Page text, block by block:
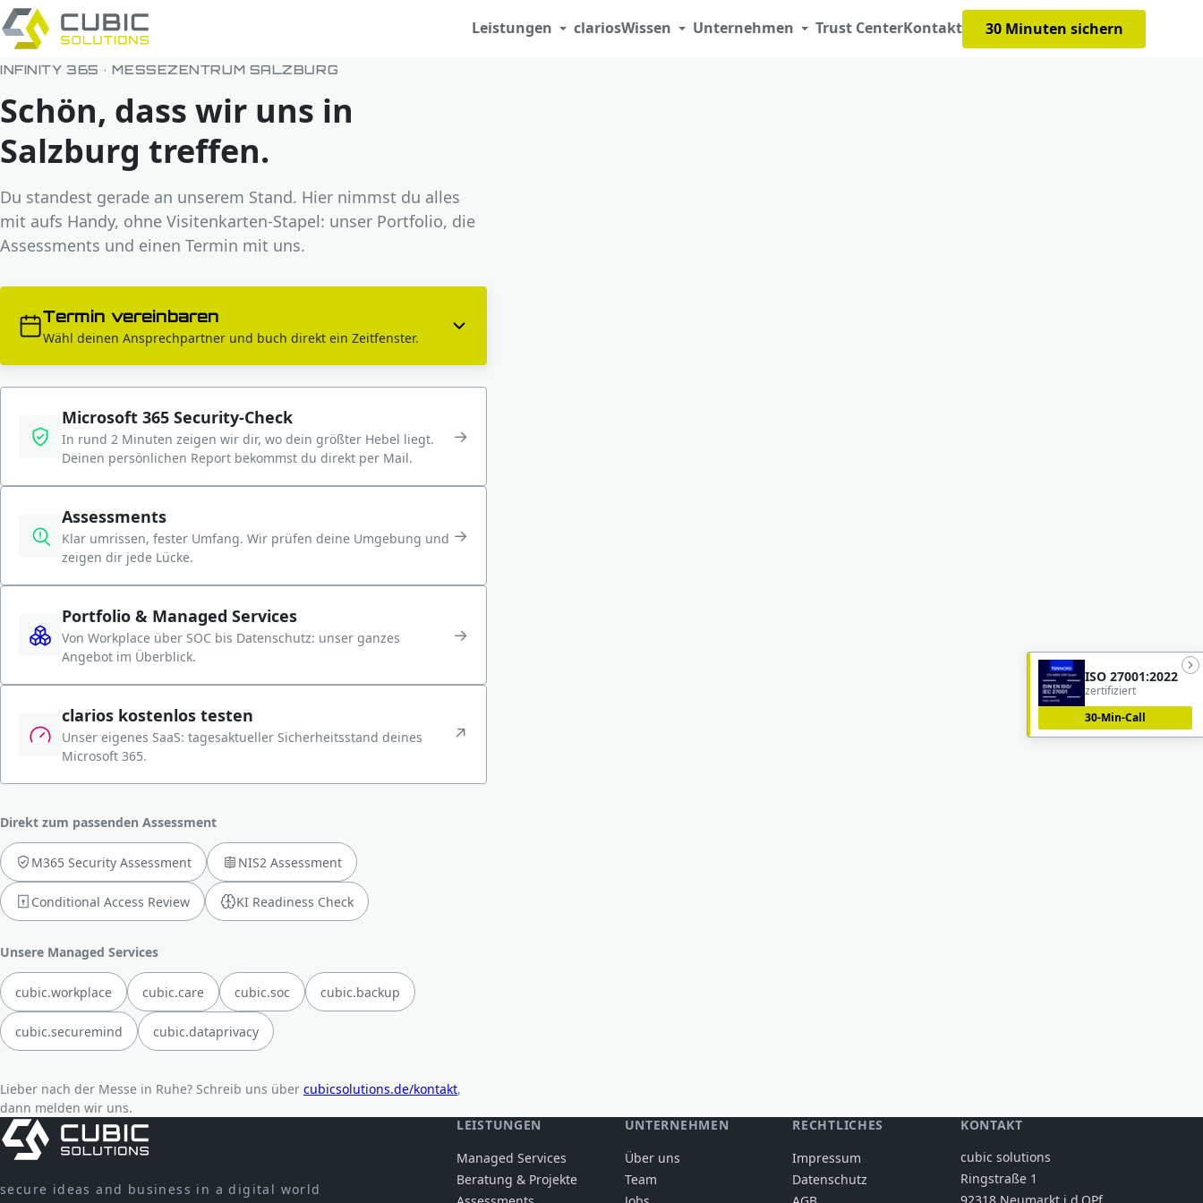
Leistungen clariosWissen Unternehmen Trust CenterKontakt 30 Minuten sichern
INFINITY 365 · MESSEZENTRUM SALZBURG
Schön, dass wir uns in
Salzburg treffen.
Du standest gerade an unserem Stand. Hier nimmst du alles
mit aufs Handy, ohne Visitenkarten-Stapel: unser Portfolio, die
Assessments und einen Termin mit uns.
Termin vereinbaren
Wähl deinen Ansprechpartner und buch direkt ein Zeitfenster.
Microsoft 365 Security-Check
In rund 2 Minuten zeigen wir dir, wo dein größter Hebel liegt.
Deinen persönlichen Report bekommst du direkt per Mail.
→
Assessments
Klar umrissen, fester Umfang. Wir prüfen deine Umgebung und
zeigen dir jede Lücke.
→
Portfolio & Managed Services
Von Workplace über SOC bis Datenschutz: unser ganzes
Angebot im Überblick.
→
clarios kostenlos testen
Unser eigenes SaaS: tagesaktueller Sicherheitsstand deines
Microsoft 365.
↗
Direkt zum passenden Assessment
M365 Security Assessment NIS2 Assessment
Conditional Access Review KI Readiness Check
Unsere Managed Services
cubic.workplace cubic.care cubic.soc cubic.backup
cubic.securemind cubic.dataprivacy
Lieber nach der Messe in Ruhe? Schreib uns über cubicsolutions.de/kontakt,
dann melden wir uns.
secure ideas and business in a digital world
LEISTUNGEN
Managed Services
Beratung & Projekte
UNTERNEHMEN
Über uns
Team
RECHTLICHES
Impressum
Datenschutz
KONTAKT
cubic solutions
Ringstraße 1
ISO 27001:2022
zertifiziert
30-Min-Call